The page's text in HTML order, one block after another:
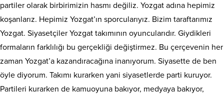
partiler olarak birbirimizin hasmı değiliz. Yozgat adına hepimiz
koşanlarız. Hepimiz Yozgat’ın sporcularıyız. Bizim taraftarımız
Yozgat. Siyasetçiler Yozgat takımının oyuncularıdır. Giydikleri
formaların farklılığı bu gerçekliği değiştirmez. Bu çerçevenin her
zaman Yozgat’a kazandıracağına inanıyorum. Siyasette de ben
öyle diyorum. Takımı kurarken yani siyasetlerde parti kuruyor.
Partileri kurarken de kamuoyuna bakıyor, medyaya bakıyor,